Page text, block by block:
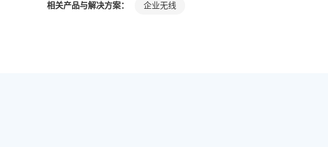
相关产品与解决方案： 企业无线